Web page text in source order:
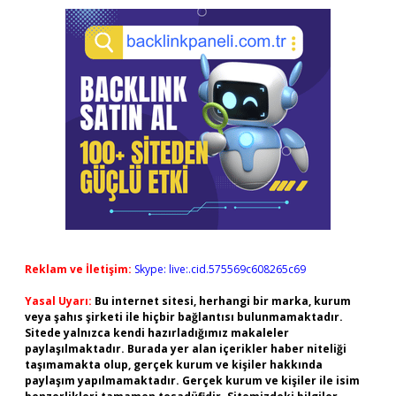
Reklam ve İletişim: Skype: live:.cid.575569c608265c69
Yasal Uyarı: Bu internet sitesi, herhangi bir marka, kurum
veya şahıs şirketi ile hiçbir bağlantısı bulunmamaktadır.
Sitede yalnızca kendi hazırladığımız makaleler
paylaşılmaktadır. Burada yer alan içerikler haber niteliği
taşımamakta olup, gerçek kurum ve kişiler hakkında
paylaşım yapılmamaktadır. Gerçek kurum ve kişiler ile isim